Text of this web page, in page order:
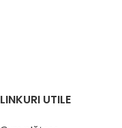
LINKURI UTILE